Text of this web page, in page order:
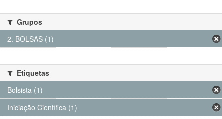
Grupos
2. BOLSAS (1)
Etiquetas
Bolsista (1)
Iniciação Científica (1)